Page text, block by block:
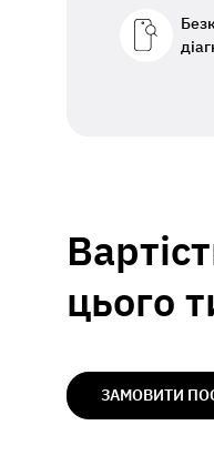
цього
ЗАМОВИТИ